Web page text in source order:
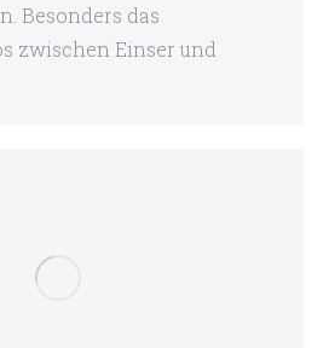
Besonders das
zwischen Einser und